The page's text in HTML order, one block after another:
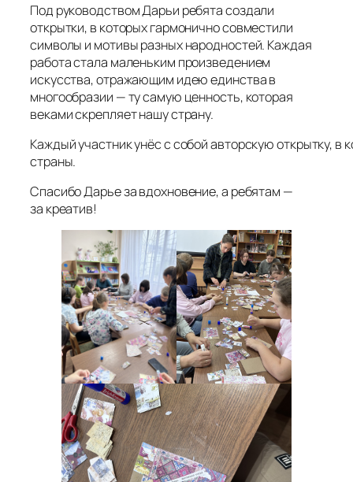
Под руководством Дарьи ребята создали
открытки, в которых гармонично совместили
символы и мотивы разных народностей. Каждая
работа стала маленьким произведением
искусства, отражающим идею единства в
многообразии — ту самую ценность, которая
веками скрепляет нашу страну.
Каждый участник унёс с собой авторскую открытку,
страны.
Спасибо Дарье за вдохновение, а ребятам —
за креатив!